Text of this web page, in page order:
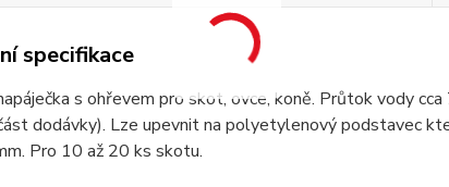
specifikace
s ohřevem pro skot, ovce, koně. Průtok vody
dodávky). Lze upevnit na polyetylenový podstavec
Pro 10 až 20 ks skotu.